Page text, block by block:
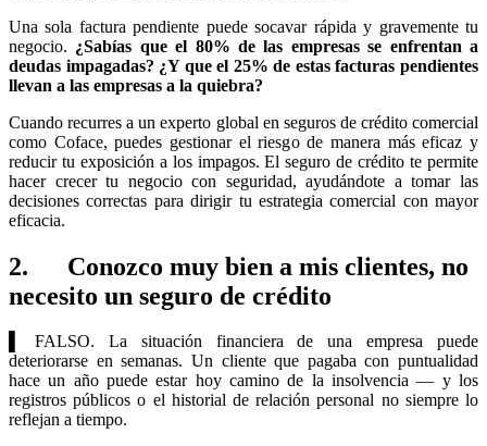
Una sola factura pendiente puede socavar rápida y gravemente tu
negocio. ¿Sabías que el 80% de las empresas se enfrentan a
deudas impagadas? ¿Y que el 25% de estas facturas pendientes
llevan a las empresas a la quiebra?
Cuando recurres a un experto global en seguros de crédito comercial
como Coface, puedes gestionar el riesgo de manera más eficaz y
reducir tu exposición a los impagos. El seguro de crédito te permite
hacer crecer tu negocio con seguridad, ayudándote a tomar las
decisiones correctas para dirigir tu estrategia comercial con mayor
eficacia.
2. Conozco muy bien a mis clientes, no
necesito un seguro de crédito
FALSO. La situación financiera de una empresa puede
deteriorarse en semanas. Un cliente que pagaba con puntualidad
hace un año puede estar hoy camino de la insolvencia — y los
registros públicos o el historial de relación personal no siempre lo
reflejan a tiempo.